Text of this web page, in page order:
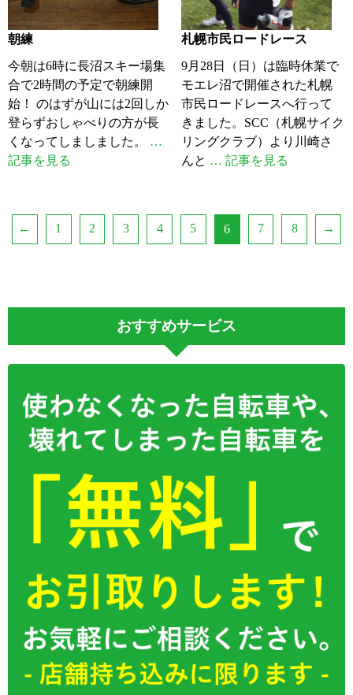
朝練
今朝は6時に長沼スキー場集
合で2時間の予定で朝練開
始！ のはずが山には2回しか
登らずおしゃべりの方が長
くなってしましました。
…
記事を見る
札幌市民ロードレース
9月28日（日）は臨時休業で
モエレ沼で開催された札幌
市民ロードレースへ行って
きました。SCC（札幌サイク
リングクラブ）より川崎さ
んと … 記事を見る
← 1 2 3 4 5 6 7 8 →
おすすめサービス